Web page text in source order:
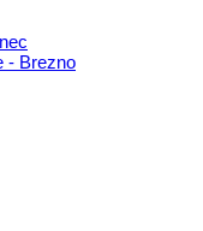
- Brezno